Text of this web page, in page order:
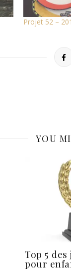
Projet 52 –
YOU
Top 5
pour